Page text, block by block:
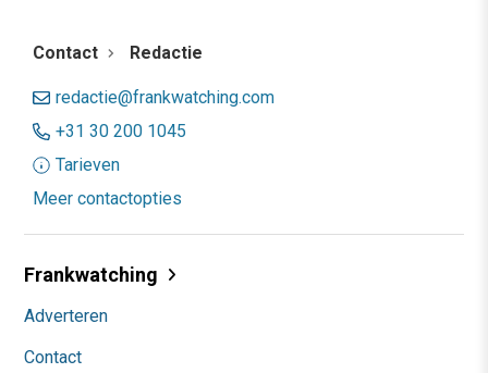
Contact Redactie
redactie@frankwatching.com
+31 30 200 1045
Tarieven
Meer contactopties
Frankwatching
Adverteren
Contact